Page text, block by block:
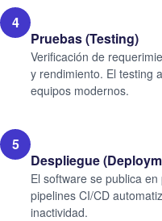
4
Pruebas (Testing)
Verificación de
y rendimiento. El testing
equipos modernos.
5
Despliegue
El software se publica
pipelines CI/CD
inactividad.